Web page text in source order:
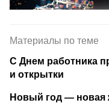
Материалы по теме
С Днем работника
и открытки
Новый год — новая